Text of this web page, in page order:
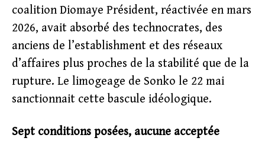
coalition Diomaye Président, réactivée en mars
2026, avait absorbé des technocrates, des
anciens de l’establishment et des réseaux
d’affaires plus proches de la stabilité que de la
rupture. Le limogeage de Sonko le 22 mai
sanctionnait cette bascule idéologique.
Sept conditions posées, aucune acceptée